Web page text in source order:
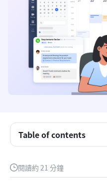
閱讀約 21 分鐘
Table of contents
什麼是人工智慧排程助理